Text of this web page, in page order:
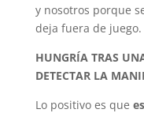
y nosotros porque
deja fuera de juego.
HUNGRÍA TRAS
DETECTAR LA
Lo positivo es que